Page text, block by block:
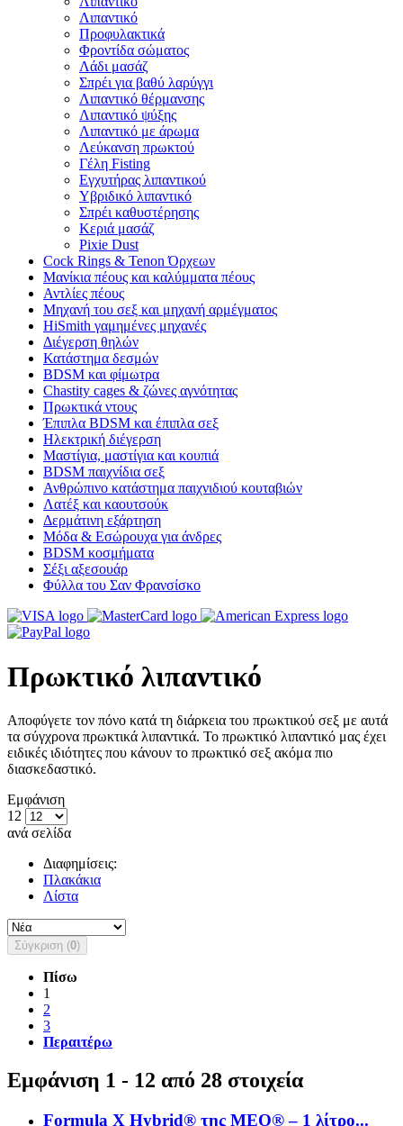
Λιπαντικό
Προφυλακτικά
Φροντίδα σώματος
Λάδι μασάζ
Σπρέι για βαθύ λαρύγγι
Λιπαντικό θέρμανσης
Λιπαντικό ψύξης
Λιπαντικό με άρωμα
Λεύκανση πρωκτού
Γέλη Fisting
Εγχυτήρας λιπαντικού
Υβριδικό λιπαντικό
Σπρέι καθυστέρησης
Κεριά μασάζ
Pixie Dust
Cock Rings & Tenon Όρχεων
Μανίκια πέους και καλύμματα πέους
Αντλίες πέους
Μηχανή του σεξ και μηχανή αρμέγματος
HiSmith γαμημένες μηχανές
Διέγερση θηλών
Κατάστημα δεσμών
BDSM και φίμωτρα
Chastity cages & ζώνες αγνότητας
Πρωκτικά ντους
Έπιπλα BDSM και έπιπλα σεξ
Ηλεκτρική διέγερση
Μαστίγια, μαστίγια και κουπιά
BDSM παιχνίδια σεξ
Ανθρώπινο κατάστημα παιχνιδιού κουταβιών
Λατέξ και καουτσούκ
Δερμάτινη εξάρτηση
Μόδα & Εσώρουχα για άνδρες
BDSM κοσμήματα
Σέξι αξεσουάρ
Φύλλα του Σαν Φρανσίσκο
Πρωκτικό λιπαντικό
Αποφύγετε τον πόνο κατά τη διάρκεια του πρωκτικού σεξ με αυτά
τα σύγχρονα πρωκτικά λιπαντικά. Το πρωκτικό λιπαντικό μας έχει
ειδικές ιδιότητες που κάνουν το πρωκτικό σεξ ακόμα πιο
διασκεδαστικό.
Εμφάνιση
12
ανά σελίδα
Διαφημίσεις:
Πλακάκια
Λίστα
Σύγκριση (0)
Πίσω
1
2
3
Περαιτέρω
Εμφάνιση 1 - 12 από 28 στοιχεία
Formula X Hybrid® της MEO® – 1 λίτρο...